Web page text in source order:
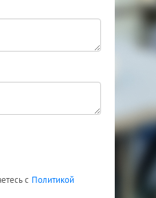
с Политикой